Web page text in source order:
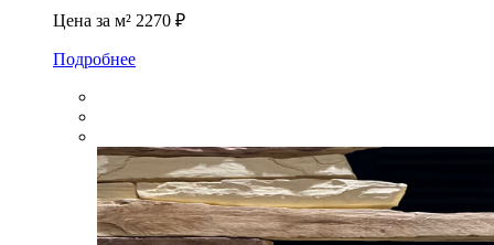
Цена за м² 2270 ₽
Подробнее